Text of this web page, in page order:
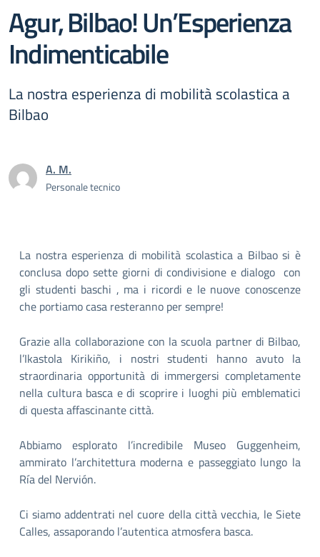
Agur, Bilbao! Un’Esperienza
Indimenticabile
La nostra esperienza di mobilità scolastica a
Bilbao
A. M.
Personale tecnico
La nostra esperienza di mobilità scolastica a Bilbao si è
conclusa dopo sette giorni di condivisione e dialogo con
gli studenti baschi , ma i ricordi e le nuove conoscenze
che portiamo casa resteranno per sempre!
Grazie alla collaborazione con la scuola partner di Bilbao,
l’Ikastola Kirikiño, i nostri studenti hanno avuto la
straordinaria opportunità di immergersi completamente
nella cultura basca e di scoprire i luoghi più emblematici
di questa affascinante città.
Abbiamo esplorato l’incredibile Museo Guggenheim,
ammirato l’architettura moderna e passeggiato lungo la
Ría del Nervión.
Ci siamo addentrati nel cuore della città vecchia, le Siete
Calles, assaporando l’autentica atmosfera basca.